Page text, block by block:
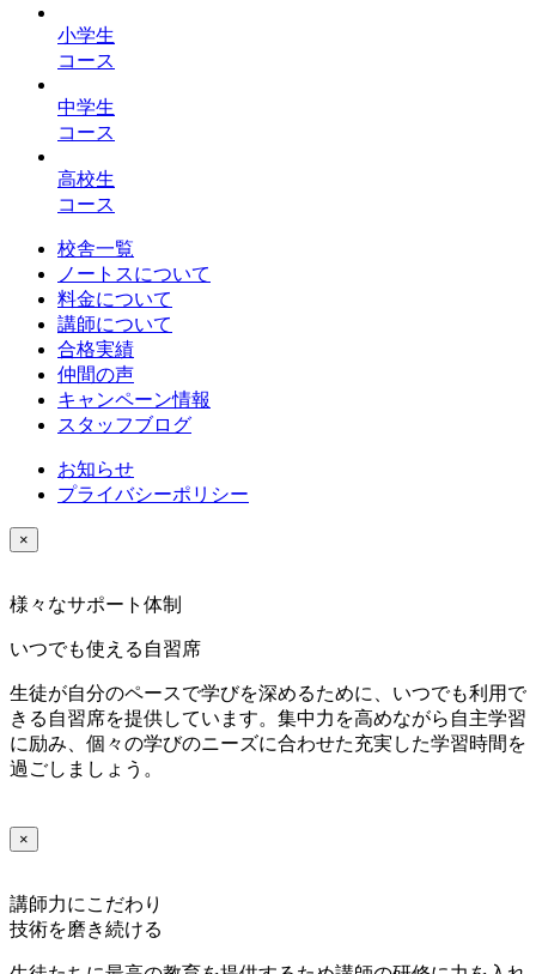
小学生
コース
中学生
コース
高校生
コース
校舎一覧
ノートスについて
料金について
講師について
合格実績
仲間の声
キャンペーン情報
スタッフブログ
お知らせ
プライバシーポリシー
×
様々なサポート体制
いつでも使える自習席
生徒が自分のペースで学びを深めるために、いつでも利用で
きる自習席を提供しています。集中力を高めながら自主学習
に励み、個々の学びのニーズに合わせた充実した学習時間を
過ごしましょう。
×
講師力にこだわり
技術を磨き続ける